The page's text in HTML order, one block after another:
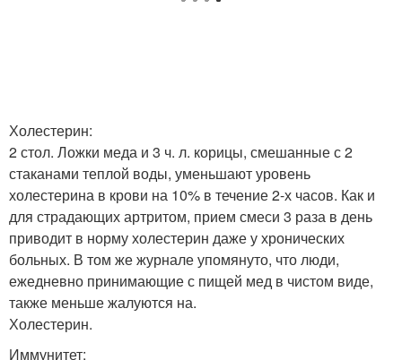
Холестерин:
2 стол. Ложки меда и 3 ч. л. корицы, смешанные с 2
стаканами теплой воды, уменьшают уровень
холестерина в крови на 10% в течение 2-х часов. Как и
для страдающих артритом, прием смеси 3 раза в день
приводит в норму холестерин даже у хронических
больных. В том же журнале упомянуто, что люди,
ежедневно принимающие с пищей мед в чистом виде,
также меньше жалуются на.
Холестерин.
Иммунитет: